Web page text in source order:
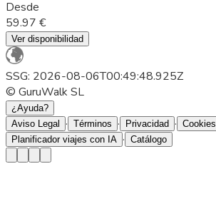
Desde
59.97 €
Ver disponibilidad
SSG: 2026-08-06T00:49:48.925Z
© GuruWalk SL
¿Ayuda?
Aviso Legal
· Términos · Privacidad · Cookies
Planificador viajes con IA · Catálogo